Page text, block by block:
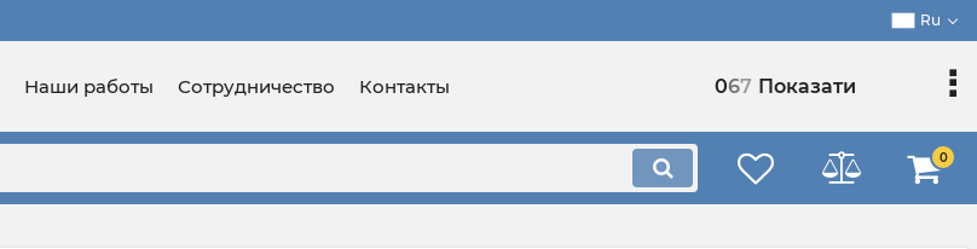
Ru
Наши работы Сотрудничество Контакты 067 Показати
0